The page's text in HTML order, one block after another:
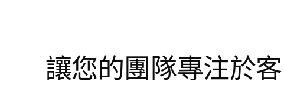
讓您的團隊專注於客